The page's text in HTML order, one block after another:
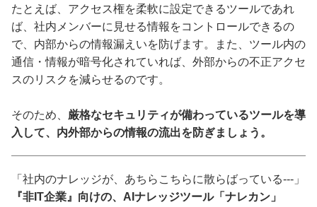
たとえば、アクセス権を柔軟に設定できるツールであれ
ば、社内メンバーに見せる情報をコントロールできるの
で、内部からの情報漏えいを防げます。また、ツール内の
通信・情報が暗号化されていれば、外部からの不正アクセ
スのリスクを減らせるのです。
そのため、 厳格なセキュリティが備わっているツールを導
入して、内外部からの情報の流出を防ぎましょう。
「社内のナレッジが、あちらこちらに散らばっている---」
『非IT企業』向けの、AIナレッジツール「ナレカン」